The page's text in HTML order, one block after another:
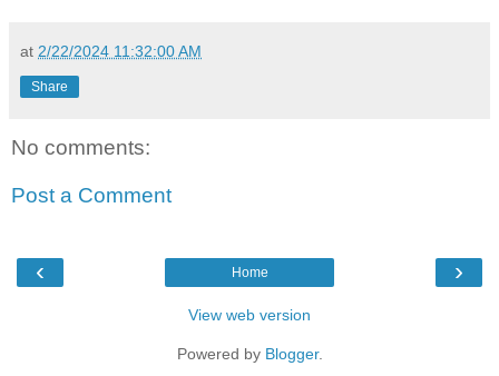
at 2/22/2024 11:32:00 AM
Share
No comments:
Post a Comment
‹ ›
Home
View web version
Powered by Blogger.